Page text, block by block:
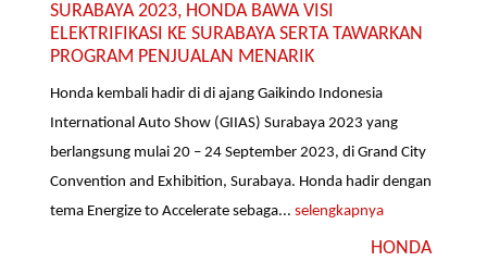
SURABAYA 2023, HONDA BAWA VISI
ELEKTRIFIKASI KE SURABAYA SERTA TAWARKAN
PROGRAM PENJUALAN MENARIK
Honda kembali hadir di di ajang Gaikindo Indonesia
International Auto Show (GIIAS) Surabaya 2023 yang
berlangsung mulai 20 – 24 September 2023, di Grand City
Convention and Exhibition, Surabaya. Honda hadir dengan
tema Energize to Accelerate sebaga...selengkapnya
HONDA